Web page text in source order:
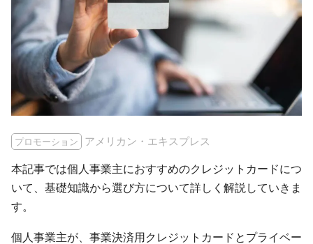
プロモーション アメリカン・エキスプレス
本記事では個人事業主におすすめのクレジットカードにつ
いて、基礎知識から選び方について詳しく解説していきま
す。
個人事業主が、事業決済用クレジットカードとプライベー